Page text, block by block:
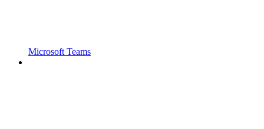
Microsoft Teams